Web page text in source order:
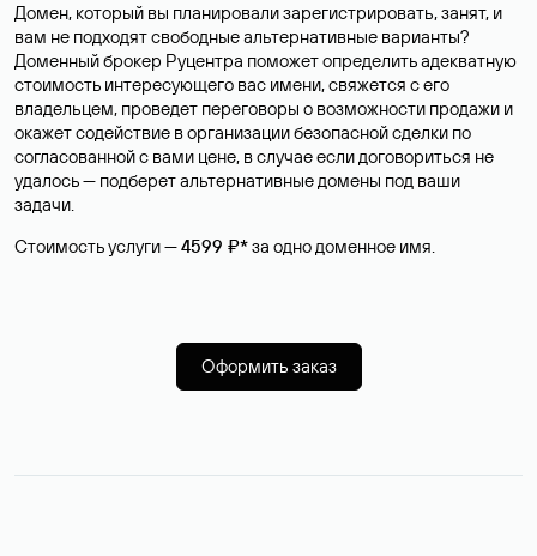
Домен, который вы планировали зарегистрировать, занят, и
вам не подходят свободные альтернативные варианты?
Доменный брокер Руцентра поможет определить адекватную
стоимость интересующего вас имени, свяжется с его
владельцем, проведет переговоры о возможности продажи и
окажет содействие в организации безопасной сделки по
согласованной с вами цене, в случае если договориться не
удалось — подберет альтернативные домены под ваши
задачи.
Стоимость услуги —4599 ₽*за одно доменное имя.
Оформить заказ